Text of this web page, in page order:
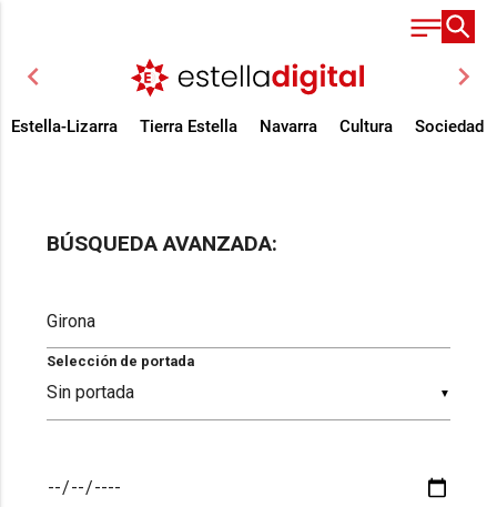
chevron_left chevron_right
Estella-Lizarra Tierra Estella Navarra Cultura Sociedad
BÚSQUEDA AVANZADA:
▼
Selección de portada